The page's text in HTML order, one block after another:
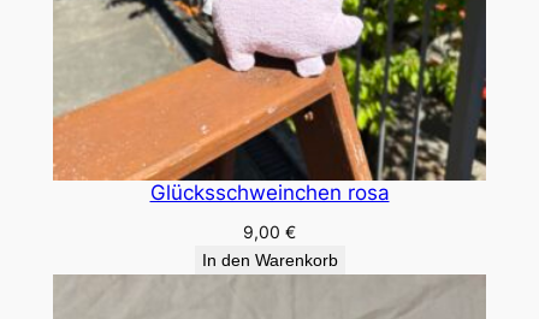
Glücksschweinchen rosa
9,00 €
In den Warenkorb